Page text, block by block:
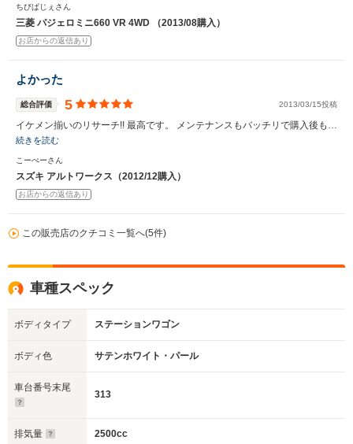
ちびぱじぇさん
三菱 パジェロミニ660 VR 4WD （2013/08購入）
お店からの返信あり
よかった
総合評価 5 2013/03/15投稿
イケメン揃いのリサーチ!! 最高です。 メンテナンスもバッチリで購入後も…
続きを読む
こーぺーさん
スズキ アルトワークス（2012/12購入）
お店からの返信あり
この販売店のクチコミ一覧へ(5件)
車種スペック
ボディタイプ ステーションワゴン
ボディ色 サテンホワイト・パール
車台番号末尾
313
排気量 2500cc